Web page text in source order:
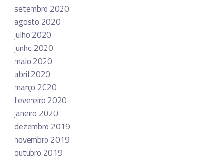
setembro 2020
agosto 2020
julho 2020
junho 2020
maio 2020
abril 2020
março 2020
fevereiro 2020
janeiro 2020
dezembro 2019
novembro 2019
outubro 2019